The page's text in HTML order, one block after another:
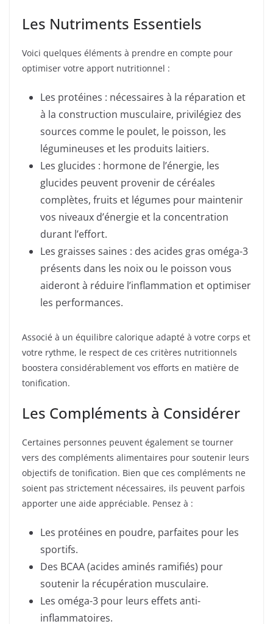
Les Nutriments Essentiels
Voici quelques éléments à prendre en compte pour
optimiser votre apport nutritionnel :
Les protéines : nécessaires à la réparation et
à la construction musculaire, privilégiez des
sources comme le poulet, le poisson, les
légumineuses et les produits laitiers.
Les glucides : hormone de l’énergie, les
glucides peuvent provenir de céréales
complètes, fruits et légumes pour maintenir
vos niveaux d’énergie et la concentration
durant l’effort.
Les graisses saines : des acides gras oméga-3
présents dans les noix ou le poisson vous
aideront à réduire l’inflammation et optimiser
les performances.
Associé à un équilibre calorique adapté à votre corps et
votre rythme, le respect de ces critères nutritionnels
boostera considérablement vos efforts en matière de
tonification.
Les Compléments à Considérer
Certaines personnes peuvent également se tourner
vers des compléments alimentaires pour soutenir leurs
objectifs de tonification. Bien que ces compléments ne
soient pas strictement nécessaires, ils peuvent parfois
apporter une aide appréciable. Pensez à :
Les protéines en poudre, parfaites pour les
sportifs.
Des BCAA (acides aminés ramifiés) pour
soutenir la récupération musculaire.
Les oméga-3 pour leurs effets anti-
inflammatoires.